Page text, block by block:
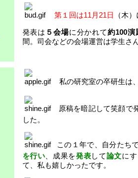
第１回は11月21日 （木
発表は ５会場に分かれて約100演
間。司会などの会場運営は学生さ
私の研究室の卒研生は
原稿を暗記して笑顔で
した。
この１年で、自分たち
を行い 、成果を発表して論文に
て、私も嬉しかったです。